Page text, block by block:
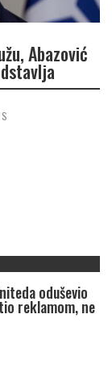
Abazović
oduševio
reklamom, ne